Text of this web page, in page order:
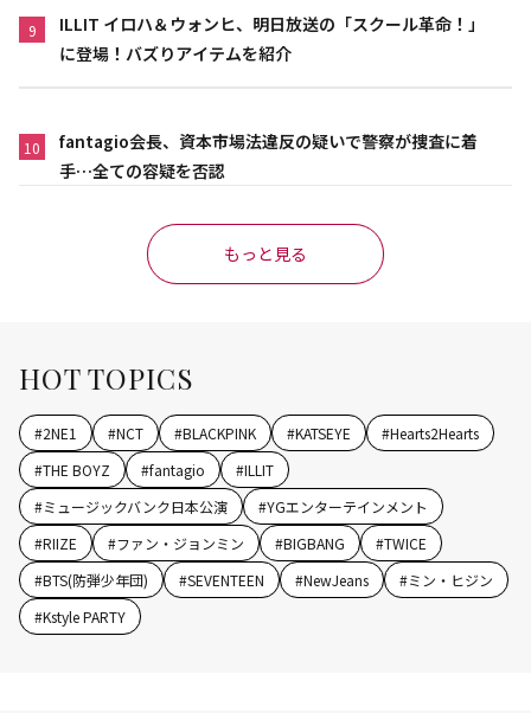
9
ILLIT イロハ＆ウォンヒ、明日放送の「スクール革命！」
に登場！バズりアイテムを紹介
10
fantagio会長、資本市場法違反の疑いで警察が捜査に着
手…全ての容疑を否認
もっと見る
HOT TOPICS
#2NE1 #NCT #BLACKPINK #KATSEYE #Hearts2Hearts
#THE BOYZ #fantagio #ILLIT
#ミュージックバンク日本公演 #YGエンターテインメント
#RIIZE #ファン・ジョンミン #BIGBANG #TWICE
#BTS(防弾少年団) #SEVENTEEN #NewJeans #ミン・ヒジン
#Kstyle PARTY